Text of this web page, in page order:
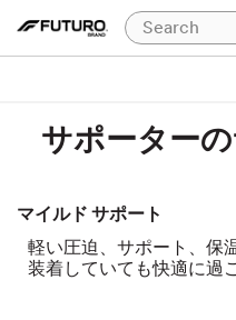
サポーター
マイルド サポート
軽い圧迫、サポート、保
装着していても快適に過